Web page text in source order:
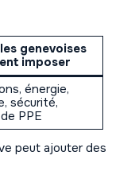
genevoises
imposer
énergie,
sécurité,
PPE
peut ajouter des